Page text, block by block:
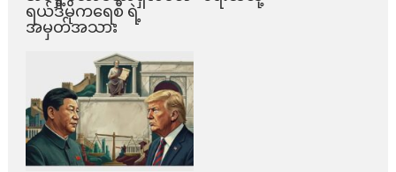
ရယ်ဒီမိုကရေစီ ရဲ့
အမှတ်အသား